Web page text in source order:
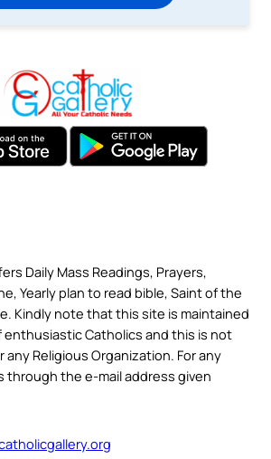
Daily Mass Readings, Prayers,
Yearly plan to read bible, Saint of the
Kindly note that this site is maintained
enthusiastic Catholics and this is not
any Religious Organization. For any
through the e-mail address given